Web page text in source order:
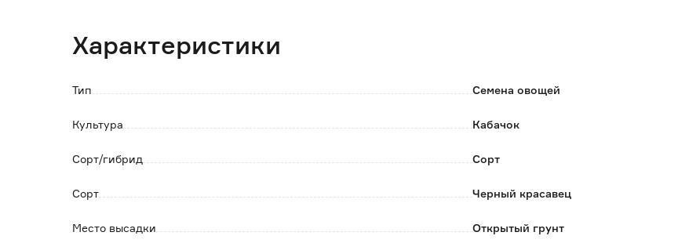
Характеристики
Тип Семена овощей
Культура Кабачок
Сорт/гибрид Сорт
Сорт Черный красавец
Место высадки Открытый грунт